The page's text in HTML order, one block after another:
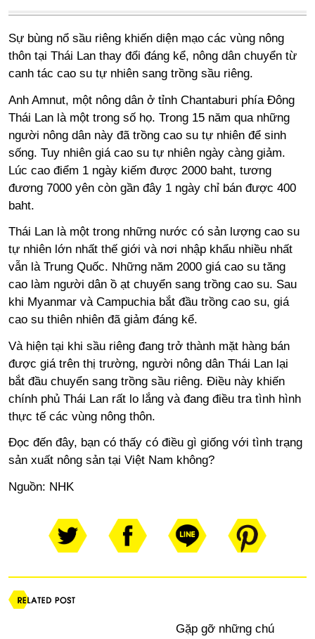
Sự bùng nổ sầu riêng khiến diện mạo các vùng nông
thôn tại Thái Lan thay đổi đáng kể, nông dân chuyển từ
canh tác cao su tự nhiên sang trồng sầu riêng.
Anh Amnut, một nông dân ở tỉnh Chantaburi phía Đông
Thái Lan là một trong số họ. Trong 15 năm qua những
người nông dân này đã trồng cao su tự nhiên để sinh
sống. Tuy nhiên giá cao su tự nhiên ngày càng giảm.
Lúc cao điểm 1 ngày kiếm được 2000 baht, tương
đương 7000 yên còn gần đây 1 ngày chỉ bán được 400
baht.
Thái Lan là một trong những nước có sản lượng cao su
tự nhiên lớn nhất thế giới và nơi nhập khẩu nhiều nhất
vẫn là Trung Quốc. Những năm 2000 giá cao su tăng
cao làm người dân ồ ạt chuyển sang trồng cao su. Sau
khi Myanmar và Campuchia bắt đầu trồng cao su, giá
cao su thiên nhiên đã giảm đáng kể.
Và hiện tại khi sầu riêng đang trở thành mặt hàng bán
được giá trên thị trường, người nông dân Thái Lan lại
bắt đầu chuyển sang trồng sầu riêng. Điều này khiến
chính phủ Thái Lan rất lo lắng và đang điều tra tình hình
thực tế các vùng nông thôn.
Đọc đến đây, bạn có thấy có điều gì giống với tình trạng
sản xuất nông sản tại Việt Nam không?
Nguồn: NHK
Gặp gỡ những chú